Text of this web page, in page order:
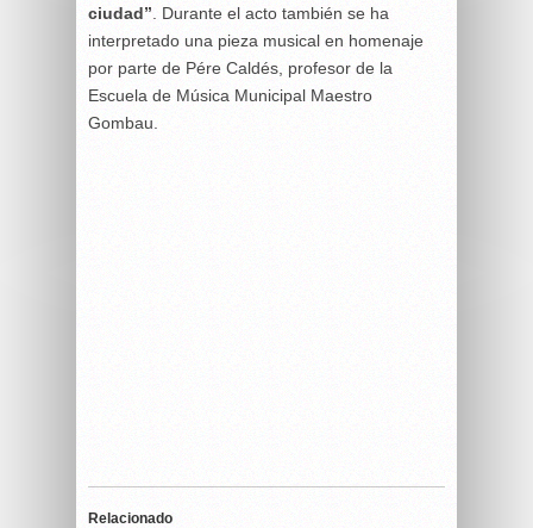
ciudad” . Durante el acto también se ha
interpretado una pieza musical en homenaje
por parte de Pére Caldés, profesor de la
Escuela de Música Municipal Maestro
Gombau.
Relacionado